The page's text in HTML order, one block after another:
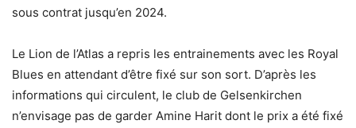
sous contrat jusqu’en 2024.
Le Lion de l’Atlas a repris les entrainements avec les Royal
Blues en attendant d’être fixé sur son sort. D’après les
informations qui circulent, le club de Gelsenkirchen
n’envisage pas de garder Amine Harit dont le prix a été fixé